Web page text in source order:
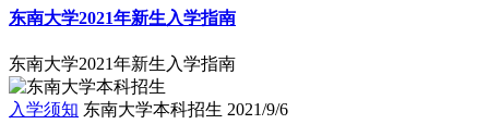
东南大学2021年新生入学指南
东南大学2021年新生入学指南
入学须知 东南大学本科招生 2021/9/6